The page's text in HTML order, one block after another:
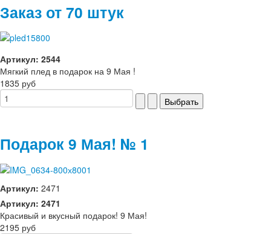
Заказ от 70 штук
Артикул: 2544
Мягкий плед в подарок на 9 Мая !
1835 руб
Подарок 9 Мая! № 1
Артикул: 2471
Артикул: 2471
Красивый и вкусный подарок! 9 Мая!
2195 руб